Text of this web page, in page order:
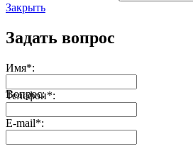
Закрыть
Задать вопрос
Имя*:
Телефон*:
E-mail*:
Вопрос: